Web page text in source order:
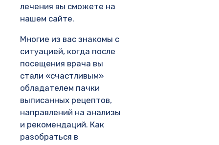
лечения вы сможете на
нашем сайте.
Многие из вас знакомы с
ситуацией, когда после
посещения врача вы
стали «счастливым»
обладателем пачки
выписанных рецептов,
направлений на анализы
и рекомендаций. Как
разобраться в